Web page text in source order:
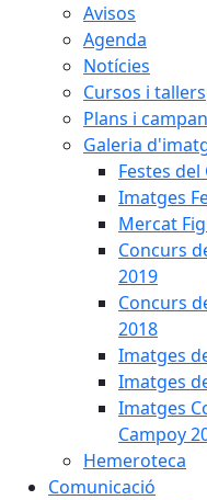
Avisos
Agenda
Notícies
Cursos i tallers
Plans i
Galeria
Festes
Imatges
Mercat
Concurs
2019
Concurs
2018
Imatges
Imatges
Imatges
Campoy
Hemeroteca
Comunicació